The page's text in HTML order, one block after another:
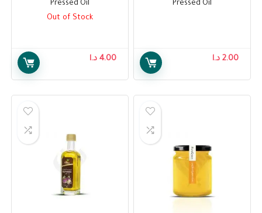
Pressed Oil
2.00 د.ا
Pressed Oil
Out of Stock
4.00 د.ا